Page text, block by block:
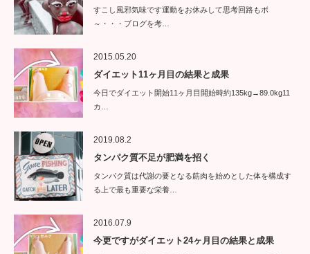
すこし風邪気味です運動をお休みして思考回路もボ
～・・・ブログを考…
2015.05.20
ダイエット11ヶ月目の結果と成果
今日でダイエット開始11ヶ月目開始時約135kg→89.0kg11
カ…
2019.08.2
タンパク質不足が肥満を招く
タンパク質は代謝の要となる筋肉を始めとした体を構成す
る上で最も重要な栄養…
2016.07.9
今更ですがダイエット24ヶ月目の結果と成果